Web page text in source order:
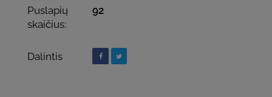
Puslapių
skaičius:
92
Dalintis